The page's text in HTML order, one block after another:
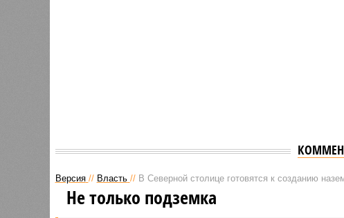
Версия // Власть // В Северной столице готовятся к созданию
Не только подземка